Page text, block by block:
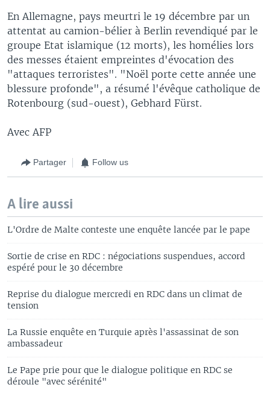
En Allemagne, pays meurtri le 19 décembre par un
attentat au camion-bélier à Berlin revendiqué par le
groupe Etat islamique (12 morts), les homélies lors
des messes étaient empreintes d'évocation des
"attaques terroristes". "Noël porte cette année une
blessure profonde", a résumé l'évêque catholique de
Rotenbourg (sud-ouest), Gebhard Fürst.
Avec AFP
Partager Follow us
A lire aussi
L'Ordre de Malte conteste une enquête lancée par le pape
Sortie de crise en RDC : négociations suspendues, accord
espéré pour le 30 décembre
Reprise du dialogue mercredi en RDC dans un climat de
tension
La Russie enquête en Turquie après l'assassinat de son
ambassadeur
Le Pape prie pour que le dialogue politique en RDC se
déroule "avec sérénité"